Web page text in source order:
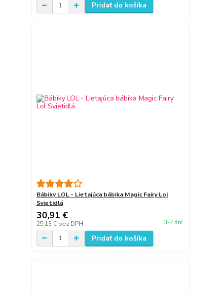
Pridať do košíka
Bábiky LOL - Lietajúca bábika Magic Fairy Lol
Svietidlá
30,91 €
25,13 € bez DPH 3-7 dní
Pridať do košíka